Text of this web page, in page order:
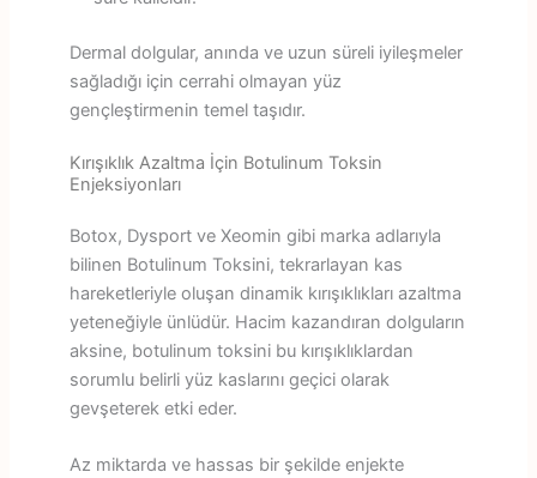
Dermal dolgular, anında ve uzun süreli iyileşmeler
sağladığı için cerrahi olmayan yüz
gençleştirmenin temel taşıdır.
Kırışıklık Azaltma İçin Botulinum Toksin
Enjeksiyonları
Botox, Dysport ve Xeomin gibi marka adlarıyla
bilinen Botulinum Toksini, tekrarlayan kas
hareketleriyle oluşan dinamik kırışıklıkları azaltma
yeteneğiyle ünlüdür. Hacim kazandıran dolguların
aksine, botulinum toksini bu kırışıklıklardan
sorumlu belirli yüz kaslarını geçici olarak
gevşeterek etki eder.
Az miktarda ve hassas bir şekilde enjekte